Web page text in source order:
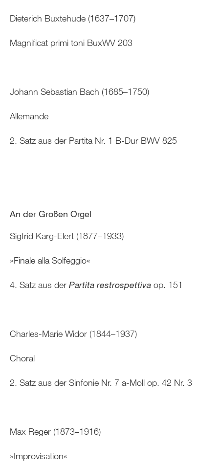
Dieterich Buxtehude (1637–1707)
Magnificat primi toni BuxWV 203
Johann Sebastian Bach (1685–1750)
Allemande
2. Satz aus der Partita Nr. 1 B-Dur BWV 825
An der Großen Orgel
Sigfrid Karg-Elert (1877–1933)
»Finale alla Solfeggio«
4. Satz aus der Partita restrospettiva op. 151
Charles-Marie Widor (1844–1937)
Choral
2. Satz aus der Sinfonie Nr. 7 a-Moll op. 42 Nr. 3
Max Reger (1873–1916)
»Improvisation«